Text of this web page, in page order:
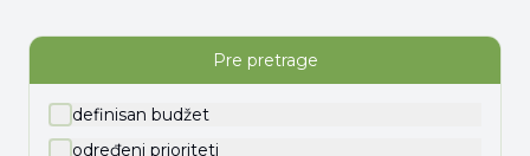
Pre pretrage
definisan budžet
određeni prioriteti